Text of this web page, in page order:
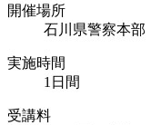
開催場所
石川県警察本部
実施時間
1日間
受講料